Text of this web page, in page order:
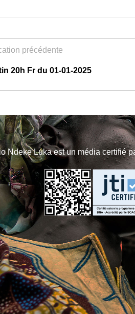
précédente
20h Fr du 01-01-2025
Ndeke Luka est un média certifié